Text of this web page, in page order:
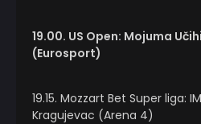
19.00. US Open: Mojuma
(Eurosport)
19.15. Mozzart Bet Super liga:
Kragujevac (Arena 4)